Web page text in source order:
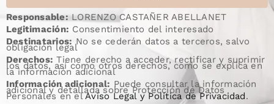
Responsable: LORENZO CASTAÑER ABELLANET
Legitimación: Consentimiento del interesado
Destinatarios: No se cederán datos a terceros, salvo
obligación legal
Derechos: Tiene derecho a acceder, rectificar y suprimir
los datos, así como otros derechos, como se explica en
la información adicional
Información adicional: Puede consultar la información
adicional y detallada sobre Protección de Datos
Personales en elAviso Legal y Política de Privacidad.